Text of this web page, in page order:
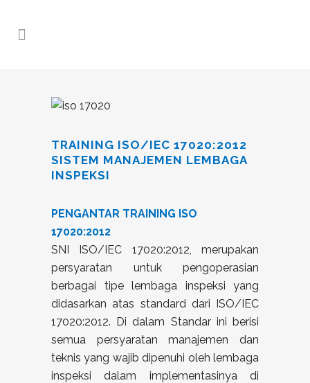
TRAINING ISO/IEC 17020:2012
SISTEM MANAJEMEN LEMBAGA
INSPEKSI
PENGANTAR TRAINING ISO
17020:2012
SNI ISO/IEC 17020:2012, merupakan
persyaratan untuk pengoperasian
berbagai tipe lembaga inspeksi yang
didasarkan atas standard dari ISO/IEC
17020:2012. Di dalam Standar ini berisi
semua persyaratan manajemen dan
teknis yang wajib dipenuhi oleh lembaga
inspeksi dalam implementasinya di